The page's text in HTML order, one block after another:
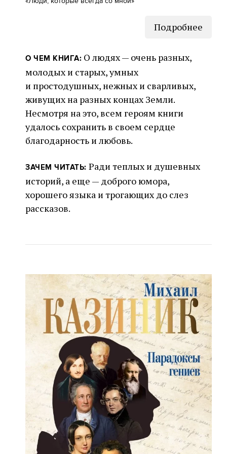
Подробнее
О ЧЕМ КНИГА: О людях — очень разных,
молодых и старых, умных
и простодушных, нежных и сварливых,
живущих на разных концах Земли.
Несмотря на это, всем героям книги
удалось сохранить в своем сердце
благодарность и любовь.
ЗАЧЕМ ЧИТАТЬ: Ради теплых и душевных
историй, а еще — доброго юмора,
хорошего языка и трогающих до слез
рассказов.